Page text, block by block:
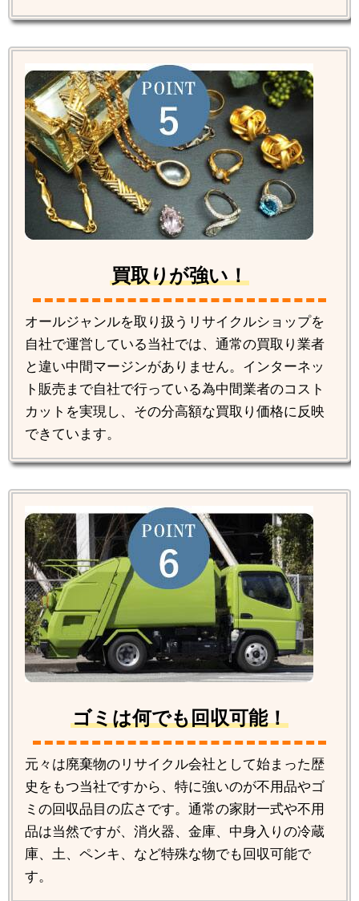
買取りが強い！
オールジャンルを取り扱うリサイクルショップを
自社で運営している当社では、通常の買取り業者
と違い中間マージンがありません。インターネッ
ト販売まで自社で行っている為中間業者のコスト
カットを実現し、その分高額な買取り価格に反映
できています。
ゴミは何でも回収可能！
元々は廃棄物のリサイクル会社として始まった歴
史をもつ当社ですから、特に強いのが不用品やゴ
ミの回収品目の広さです。通常の家財一式や不用
品は当然ですが、消火器、金庫、中身入りの冷蔵
庫、土、ペンキ、など特殊な物でも回収可能で
す。